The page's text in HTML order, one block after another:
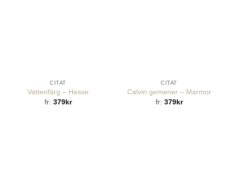
CITAT
Vattenfärg – Hesse
fr: 379kr
CITAT
Calvin gemener – Marmor
fr: 379kr